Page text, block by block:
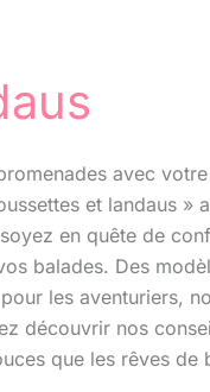
avec
et landaus »
en quête de
balades. Des
les aventuriers,
découvrir nos
que les rêves de